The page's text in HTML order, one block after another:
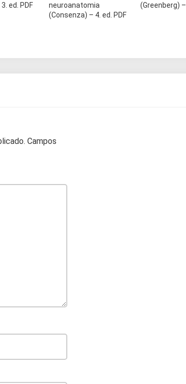
ed. PDF
neuroanatomia
(Consenza) – 4. ed. PDF
(Greenberg) –
Campos